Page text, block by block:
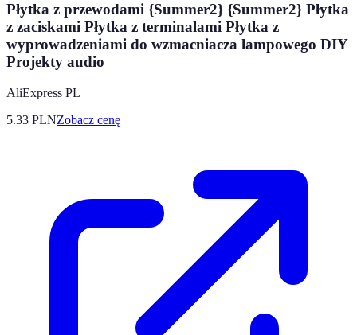
Płytka z przewodami {Summer2} {Summer2} Płytka
z zaciskami Płytka z terminalami Płytka z
wyprowadzeniami do wzmacniacza lampowego DIY
Projekty audio
AliExpress PL
5.33 PLNZobacz cenę